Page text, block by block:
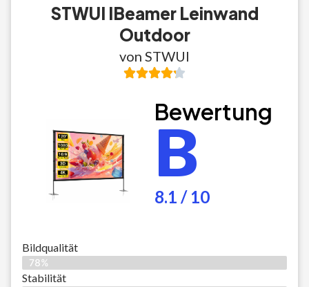
STWUI IBeamer Leinwand
Outdoor
von STWUI
Bewertung
B
8.1 / 10
Bildqualität
78%
Stabilität